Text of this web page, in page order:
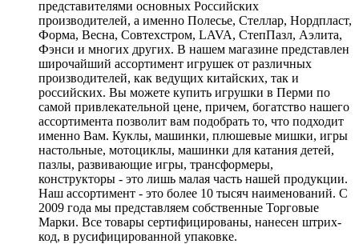
представителями основных Российских
производителей, а именно Полесье, Стеллар, Нордпласт,
Форма, Весна, Совтехстром, LAVA, СтепПазл, Аэлита,
Фэнси и многих других. В нашем магазине представлен
широчайший ассортимент игрушек от различных
производителей, как ведущих китайских, так и
российских. Вы можете купить игрушки в Перми по
самой привлекательной цене, причем, богатство нашего
ассортимента позволит вам подобрать то, что подходит
именно Вам. Куклы, машинки, плюшевые мишки, игры
настольные, мотоциклы, машинки для катания детей,
пазлы, развивающие игры, трансформеры,
конструкторы - это лишь малая часть нашей продукции.
Наш ассортимент - это более 10 тысяч наименований. С
2009 года мы представляем собственные Торговые
Марки. Все товары сертифицированы, нанесен штрих-
код, в русифицированной упаковке.